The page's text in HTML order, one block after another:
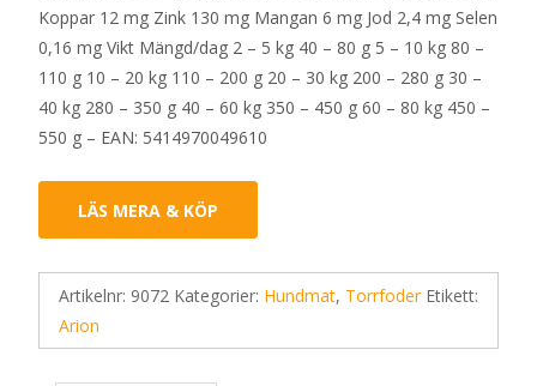
Koppar 12 mg Zink 130 mg Mangan 6 mg Jod 2,4 mg Selen
0,16 mg Vikt Mängd/dag 2 – 5 kg 40 – 80 g 5 – 10 kg 80 –
110 g 10 – 20 kg 110 – 200 g 20 – 30 kg 200 – 280 g 30 –
40 kg 280 – 350 g 40 – 60 kg 350 – 450 g 60 – 80 kg 450 –
550 g – EAN: 5414970049610
LÄS MERA & KÖP
Artikelnr: 9072 Kategorier: Hundmat, Torrfoder Etikett:
Arion